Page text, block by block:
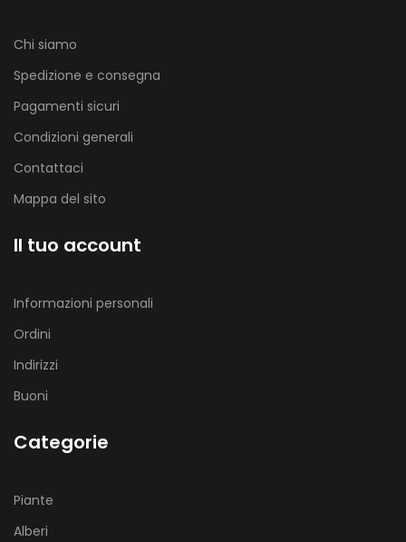
Chi siamo
Spedizione e consegna
Pagamenti sicuri
Condizioni generali
Contattaci
Mappa del sito
Il tuo account
Informazioni personali
Ordini
Indirizzi
Buoni
Categorie
Piante
Alberi